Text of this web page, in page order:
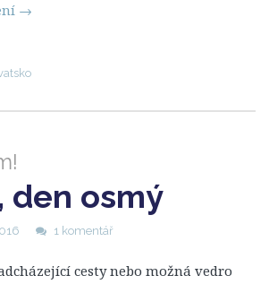
→
den osmý
1 komentář
cesty nebo možná vedro